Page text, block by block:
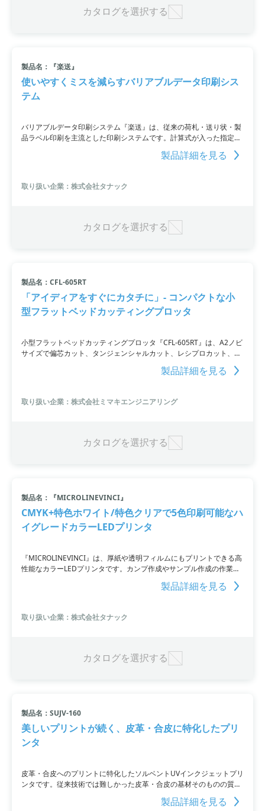
カタログを選択する
製品名：『楽送』
使いやすくミスを減らすバリアブルデータ印刷シス
テム
バリアブルデータ印刷システム『楽送』は、従来の荷札・送り状・製
品ラベル印刷を主流とした印刷システムです。計算式が入った指定伝
票にも対応可能な自由なデータベース項目設計が特徴であり、複数の
運送会社の送り状の使い分けも簡単にできます。さらに、EDI連携や
に貢献します。
製品詳細を見る
取り扱い企業：株式会社タナック
カタログを選択する
製品名：CFL-605RT
「アイディアをすぐにカタチに」- コンパクトな小
型フラットベッドカッティングプロッタ
小型フラットベッドカッティングプロッタ『CFL-605RT』は、A2ノビ
サイズで偏芯カット、タンジェンシャルカット、レシプロカット、罫
引きを行うことができます。コートボールや曲げに必要な罫引き線な
どの加工、発泡材のレシプロカットといった様々な用途に対応し、試
製品詳細を見る
取り扱い企業：株式会社ミマキエンジニアリング
カタログを選択する
製品名：『MICROLINEVINCI』
CMYK+特色ホワイト/特色クリアで5色印刷可能なハ
イグレードカラーLEDプリンタ
『MICROLINEVINCI』は、厚紙や透明フィルムにもプリントできる高
性能なカラーLEDプリンタです。カンプ作成やサンプル作成の作業工
数を削減し、外注費を抑制できます。さまざまな用紙に出力可能で
す。特色ホワイト/特色クリアの追加色で、無限のイメージを表現でき
製品詳細を見る
取り扱い企業：株式会社タナック
カタログを選択する
製品名：SUJV-160
美しいプリントが続く、皮革・合皮に特化したプリ
ンタ
皮革・合皮へのプリントに特化したソルベントUVインクジェットプリ
ンタです。従来技術では難しかった皮革・合皮の基材そのものの質感
を活かした印刷が可能で、バッグやシューズなどの小物からソファや
フロアマットなどのインテリア、車やバイクのシートといった耐久性
製品詳細を見る